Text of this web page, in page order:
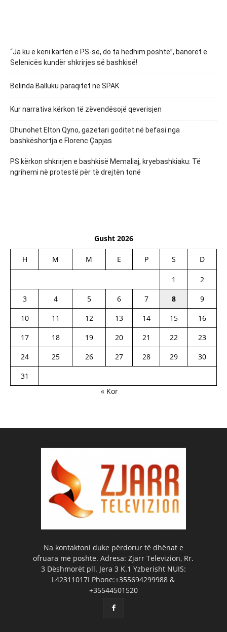
“Ja ku e keni kartën e PS-së, do ta hedhim poshtë”, banorët e
Selenicës kundër shkrirjes së bashkisë!
Belinda Balluku paraqitet në SPAK
Kur narrativa kërkon të zëvendësojë qeverisjen
Dhunohet Elton Qyno, gazetari goditet në befasi nga
bashkëshortja e Florenc Çapjas
PS kërkon shkrirjen e bashkisë Memaliaj, kryebashkiaku: Të
ngrihemi në protestë për të drejtën tonë
Gusht 2026
H M M E P S D
1
2
3
4 5 6 7 8
9
10
11 12 13 14 15
16
17
18 19 20 21 22
23
24
25 26 27 28 29
30
31
« Kor
Na kontaktoni duke përdorur të dhënat e
ofruara më poshtë. Adresa: Zjarr Televizion, Rr.
3 Dëshmorët pll. Jera 3 K.1 Yzberisht NUIS:
L42311017I Phone:+355694299988 &
+35544501520